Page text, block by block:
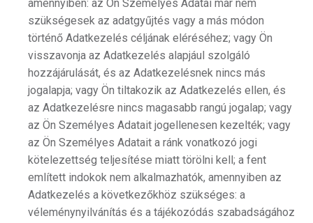
amennyiben: az Ön Személyes Adatai már nem
szükségesek az adatgyűjtés vagy a más módon
történő Adatkezelés céljának eléréséhez; vagy Ön
visszavonja az Adatkezelés alapjául szolgáló
hozzájárulását, és az Adatkezelésnek nincs más
jogalapja; vagy Ön tiltakozik az Adatkezelés ellen, és
az Adatkezelésre nincs magasabb rangú jogalap; vagy
az Ön Személyes Adatait jogellenesen kezelték; vagy
az Ön Személyes Adatait a ránk vonatkozó jogi
kötelezettség teljesítése miatt törölni kell; a fent
említett indokok nem alkalmazhatók, amennyiben az
Adatkezelés a következőkhöz szükséges: a
véleménynyilvánítás és a tájékozódás szabadságához